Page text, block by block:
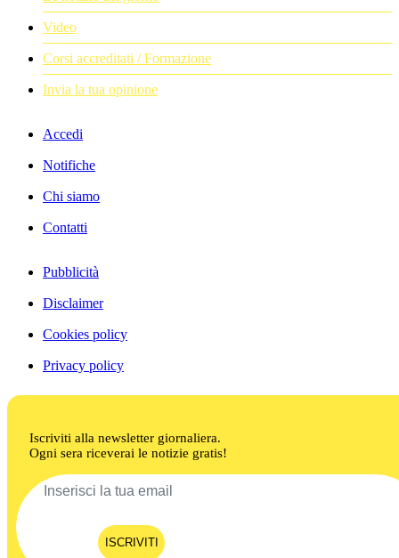
Video
Corsi accreditati / Formazione
Invia la tua opinione
Accedi
Notifiche
Chi siamo
Contatti
Pubblicità
Disclaimer
Cookies policy
Privacy policy
Iscriviti alla newsletter giornaliera.
Ogni sera riceverai le notizie gratis!
ISCRIVITI